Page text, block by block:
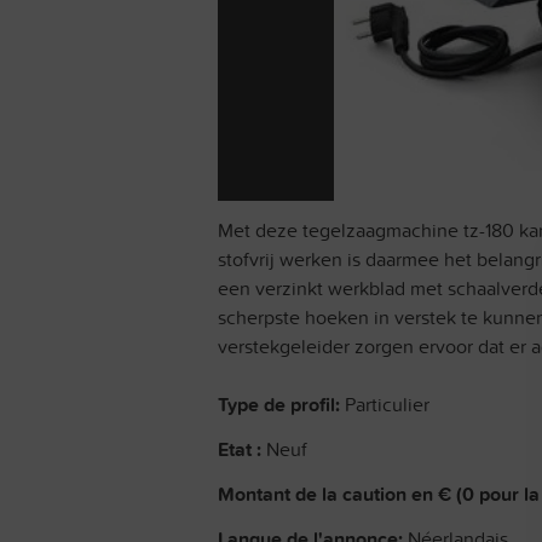
Met deze tegelzaagmachine tz-180
stofvrij werken is daarmee het
een verzinkt werkblad met
scherpste hoeken in verstek te
verstekgeleider zorgen ervoor dat er
Type de profil: Particulier
Etat : Neuf
Montant de la caution en € (0 pour